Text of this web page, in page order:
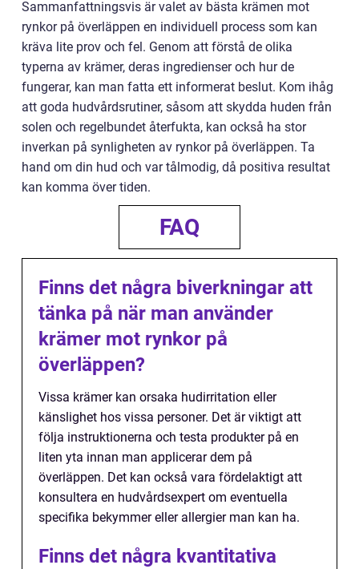
Sammanfattningsvis är valet av bästa krämen mot
rynkor på överläppen en individuell process som kan
kräva lite prov och fel. Genom att förstå de olika
typerna av krämer, deras ingredienser och hur de
fungerar, kan man fatta ett informerat beslut. Kom ihåg
att goda hudvårdsrutiner, såsom att skydda huden från
solen och regelbundet återfukta, kan också ha stor
inverkan på synligheten av rynkor på överläppen. Ta
hand om din hud och var tålmodig, då positiva resultat
kan komma över tiden.
FAQ
Finns det några biverkningar att
tänka på när man använder
krämer mot rynkor på
överläppen?
Vissa krämer kan orsaka hudirritation eller
känslighet hos vissa personer. Det är viktigt att
följa instruktionerna och testa produkter på en
liten yta innan man applicerar dem på
överläppen. Det kan också vara fördelaktigt att
konsultera en hudvårdsexpert om eventuella
specifika bekymmer eller allergier man kan ha.
Finns det några kvantitativa